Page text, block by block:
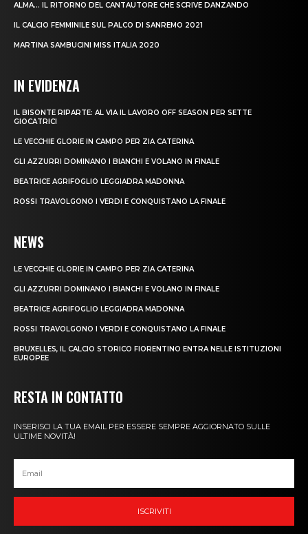
ALMA… IL RITORNO DEL CANTAUTORE CHE SCRIVE DANZANDO
IL CALCIO FEMMINILE SUL PALCO DI SANREMO 2021
MARTINA SAMBUCINI MISS ITALIA 2020
IN EVIDENZA
IL BISONTE RIPARTE: AL VIA IL LAVORO OFF SEASON PER SETTE
GIOCATRICI
LE VECCHIE GLORIE IN CAMPO PER ZIA CATERINA
GLI AZZURRI DOMINANO I BIANCHI E VOLANO IN FINALE
BEATRICE AGRIFOGLIO LEGGIADRA MADONNA
ROSSI TRAVOLGONO I VERDI E CONQUISTANO LA FINALE
NEWS
LE VECCHIE GLORIE IN CAMPO PER ZIA CATERINA
GLI AZZURRI DOMINANO I BIANCHI E VOLANO IN FINALE
BEATRICE AGRIFOGLIO LEGGIADRA MADONNA
ROSSI TRAVOLGONO I VERDI E CONQUISTANO LA FINALE
BRUXELLES, IL CALCIO STORICO FIORENTINO ENTRA NELLE ISTITUZIONI
EUROPEE
RESTA IN CONTATTO
INSERISCI LA TUA EMAIL PER ESSERE SEMPRE AGGIORNATO SULLE
ULTIME NOVITÀ!
ISCRIVITI